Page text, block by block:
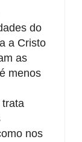
do
a Cristo
as
menos
trata
nos